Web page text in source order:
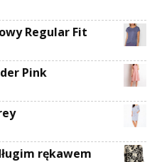
Regular Fit
Pink
rękawem